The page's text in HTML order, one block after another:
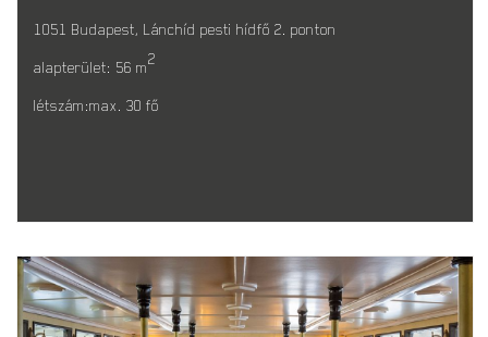
1051 Budapest, Lánchíd pesti hídfő 2. ponton
alapterület: 56 m2
létszám:max. 30 fő